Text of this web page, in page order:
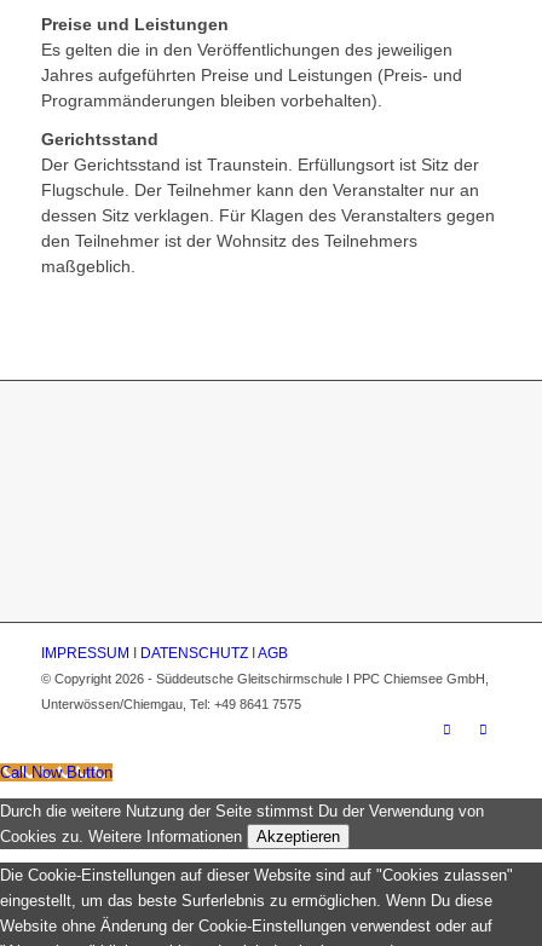
Preise und Leistungen
Es gelten die in den Veröffentlichungen des jeweiligen
Jahres aufgeführten Preise und Leistungen (Preis- und
Programmänderungen bleiben vorbehalten).
Gerichtsstand
Der Gerichtsstand ist Traunstein. Erfüllungsort ist Sitz der
Flugschule. Der Teilnehmer kann den Veranstalter nur an
dessen Sitz verklagen. Für Klagen des Veranstalters gegen
den Teilnehmer ist der Wohnsitz des Teilnehmers
maßgeblich.
IMPRESSUM DATENSCHUTZI AGB
© Copyright 2026 - Süddeutsche Gleitschirmschule I PPC Chiemsee GmbH,
Unterwössen/Chiemgau, Tel: +49 8641 7575
Call Now Button
Durch die weitere Nutzung der Seite stimmst Du der Verwendung von
Cookies zu. Weitere Informationen Akzeptieren
Die Cookie-Einstellungen auf dieser Website sind auf "Cookies zulassen"
eingestellt, um das beste Surferlebnis zu ermöglichen. Wenn Du diese
Website ohne Änderung der Cookie-Einstellungen verwendest oder auf